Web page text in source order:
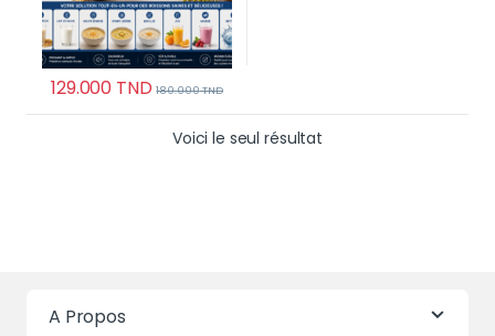
129.000 TND 180.000TND
Voici le seul résultat
A Propos